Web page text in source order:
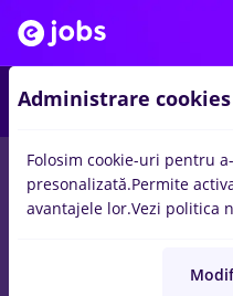
locuri de muncaeditare in
Administrare cookies
Folosim cookie-uri pentru
presonalizată.Permite
avantajele lor.Vezi politica